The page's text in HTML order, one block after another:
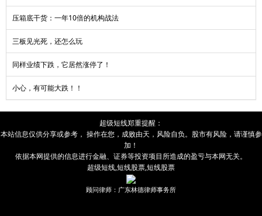
压箱底干货：一年10倍的机构战法
三板见光死，还怎么玩
同样业绩下跌，它居然涨停了！
小心，有可能大跌！！
超级短线郑重提醒：
本站信息仅供分享或参考， 操作在您，成败由天 ，风险自负。股市有风险，请谨慎参
加！
依据本网提供的信息进行金融、证券等投资项目所造成的盈亏与本网无关。
超级短线,短线股票,短线股票
顾问律师：广东林德律师事务所